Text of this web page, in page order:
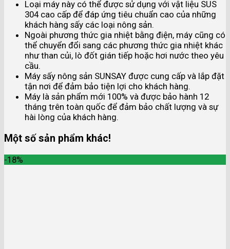
Loại máy này có thể được sử dụng với vật liệu SUS
304 cao cấp để đáp ứng tiêu chuẩn cao của những
khách hàng sấy các loại nông sản.
Ngoài phương thức gia nhiệt bằng điện, máy cũng có
thể chuyển đổi sang các phương thức gia nhiệt khác
như than củi, lò đốt gián tiếp hoặc hơi nước theo yêu
cầu.
Máy sấy nông sản SUNSAY được cung cấp và lắp đặt
tận nơi để đảm bảo tiện lợi cho khách hàng.
Máy là sản phẩm mới 100% và được bảo hành 12
tháng trên toàn quốc để đảm bảo chất lượng và sự
hài lòng của khách hàng.
Một số sản phẩm khác!
-18%